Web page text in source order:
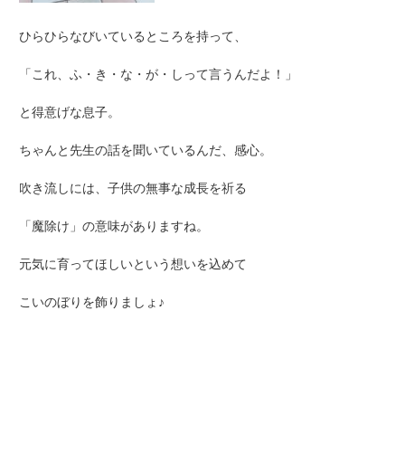
ひらひらなびいているところを持って、
「これ、ふ・き・な・が・しって言うんだよ！」
と得意げな息子。
ちゃんと先生の話を聞いているんだ、感心。
吹き流しには、子供の無事な成長を祈る
「魔除け」の意味がありますね。
元気に育ってほしいという想いを込めて
こいのぼりを飾りましょ♪